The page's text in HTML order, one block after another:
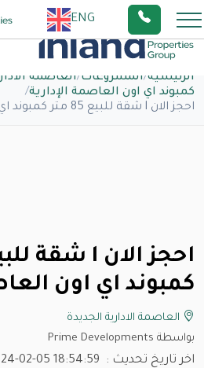
ENG
الرئيسية/المشروعات/العاصمة
كمبوند اي اون العاصمة الإدارية/
احجز الان l شقة للبيع 85 متر كمبوند اي اون العاصمة الإدارية
كمبوند اي اون
العاصمة الادارية الجديدة
بواسطة Prime Developments
اخر تاريخ تحديث : 02-05 18:54:59